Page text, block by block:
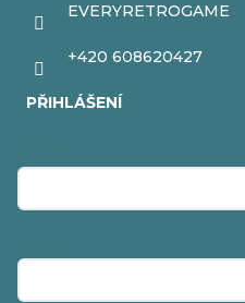
EVERYRETROGAME
+420 608620427
PŘIHLÁŠENÍ